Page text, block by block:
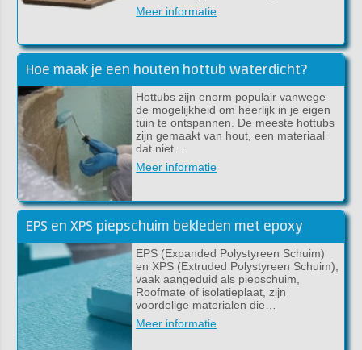
Meer informatie
Hoe maak je een houten hottub waterdicht?
Hottubs zijn enorm populair vanwege
de mogelijkheid om heerlijk in je eigen
tuin te ontspannen. De meeste hottubs
zijn gemaakt van hout, een materiaal
dat niet…
Meer informatie
EPS en XPS piepschuim bekleden met epoxy
EPS (Expanded Polystyreen Schuim)
en XPS (Extruded Polystyreen Schuim),
vaak aangeduid als piepschuim,
Roofmate of isolatieplaat, zijn
voordelige materialen die…
Meer informatie